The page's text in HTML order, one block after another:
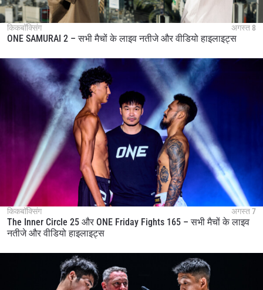
किकबॉक्सिंग अगस्त 8
ONE SAMURAI 2 – सभी मैचों के लाइव नतीजे और वीडियो हाइलाइट्स
किकबॉक्सिंग अगस्त 7
The Inner Circle 25 और ONE Friday Fights 165 – सभी मैचों के लाइव
नतीजे और वीडियो हाइलाइट्स